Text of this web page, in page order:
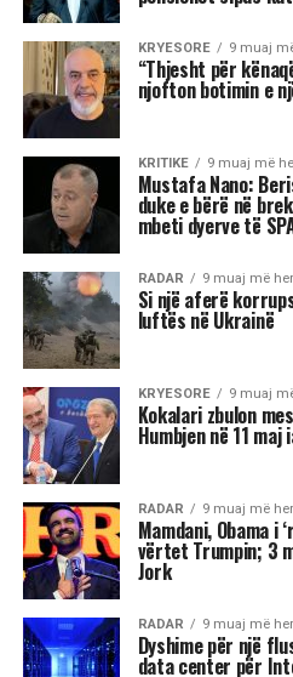
Klan, astrologia Meri
për 12 shenjat e
periudhë një “pikë
jetës. Me Diellin që ka hyrë
Peshores dhe Marsin që
universi na fton të
rigjejmë veten dhe të
na ndikojnë për muaj me
“Është ekuinoksi i
natën dhe na fton në
nënvizuar se kjo javë do të
tensione, lëvizje të
marrëdhënie dhe sfida
shenja, kjo është një javë
të reja, për të tjera, një
fati kërkon maturi dhe
Çdo shenjë do ta ndjejë
përplasjet emocionale të